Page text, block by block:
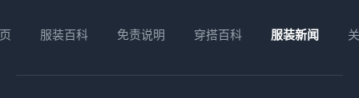
服装百科 免责说明 穿搭百科 服装新闻